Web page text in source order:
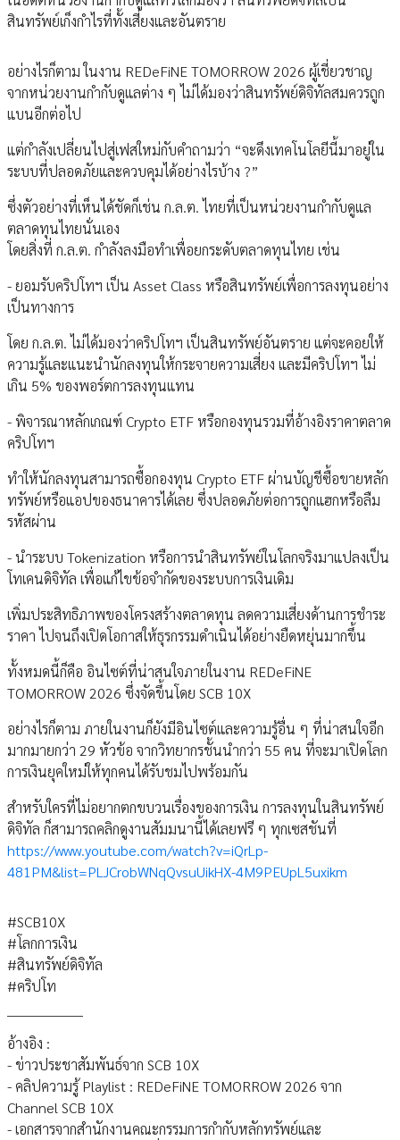
สินทรัพย์เก็งกำไรที่ทั้งเสี่ยงและอันตราย
อย่างไรก็ตาม ในงาน REDeFiNE TOMORROW 2026 ผู้เชี่ยวชาญ
จากหน่วยงานกำกับดูแลต่าง ๆ ไม่ได้มองว่าสินทรัพย์ดิจิทัลสมควรถูก
แบนอีกต่อไป
แต่กำลังเปลี่ยนไปสู่เฟสใหม่กับคำถามว่า “จะดึงเทคโนโลยีนี้มาอยู่ใน
ระบบที่ปลอดภัยและควบคุมได้อย่างไรบ้าง ?”
ซึ่งตัวอย่างที่เห็นได้ชัดก็เช่น ก.ล.ต. ไทยที่เป็นหน่วยงานกำกับดูแล
ตลาดทุนไทยนั่นเอง
โดยสิ่งที่ ก.ล.ต. กำลังลงมือทำเพื่อยกระดับตลาดทุนไทย เช่น
- ยอมรับคริปโทฯ เป็น Asset Class หรือสินทรัพย์เพื่อการลงทุนอย่าง
เป็นทางการ
โดย ก.ล.ต. ไม่ได้มองว่าคริปโทฯ เป็นสินทรัพย์อันตราย แต่จะคอยให้
ความรู้และแนะนำนักลงทุนให้กระจายความเสี่ยง และมีคริปโทฯ ไม่
เกิน 5% ของพอร์ตการลงทุนแทน
- พิจารณาหลักเกณฑ์ Crypto ETF หรือกองทุนรวมที่อ้างอิงราคาตลาด
คริปโทฯ
ทำให้นักลงทุนสามารถซื้อกองทุน Crypto ETF ผ่านบัญชีซื้อขายหลัก
ทรัพย์หรือแอปของธนาคารได้เลย ซึ่งปลอดภัยต่อการถูกแฮกหรือลืม
รหัสผ่าน
- นำระบบ Tokenization หรือการนำสินทรัพย์ในโลกจริงมาแปลงเป็น
โทเคนดิจิทัล เพื่อแก้ไขข้อจำกัดของระบบการเงินเดิม
เพิ่มประสิทธิภาพของโครงสร้างตลาดทุน ลดความเสี่ยงด้านการชำระ
ราคา ไปจนถึงเปิดโอกาสให้ธุรกรรมดำเนินได้อย่างยืดหยุ่นมากขึ้น
ทั้งหมดนี้ก็คือ อินไซต์ที่น่าสนใจภายในงาน REDeFiNE
TOMORROW 2026 ซึ่งจัดขึ้นโดย SCB 10X
อย่างไรก็ตาม ภายในงานก็ยังมีอินไซต์และความรู้อื่น ๆ ที่น่าสนใจอีก
มากมายกว่า 29 หัวข้อ จากวิทยากรชั้นนำกว่า 55 คน ที่จะมาเปิดโลก
การเงินยุคใหม่ให้ทุกคนได้รับชมไปพร้อมกัน
สำหรับใครที่ไม่อยากตกขบวนเรื่องของการเงิน การลงทุนในสินทรัพย์
ดิจิทัล ก็สามารถคลิกดูงานสัมมนานี้ได้เลยฟรี ๆ ทุกเซสชันที่
https://www.youtube.com/watch?v=iQrLp-
481PM&list=PLJCrobWNqQvsuUikHX-4M9PEUpL5uxikm
#SCB10X
#โลกการเงิน
#สินทรัพย์ดิจิทัล
#คริปโท
อ้างอิง :
- ข่าวประชาสัมพันธ์จาก SCB 10X
- คลิปความรู้ Playlist : REDeFiNE TOMORROW 2026 จาก
Channel SCB 10X
- เอกสารจากสำนักงานคณะกรรมการกำกับหลักทรัพย์และ